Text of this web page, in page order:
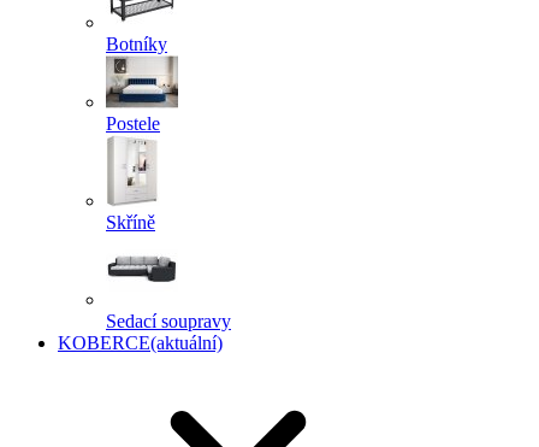
Botníky
Postele
Skříně
Sedací soupravy
KOBERCE(aktuální)